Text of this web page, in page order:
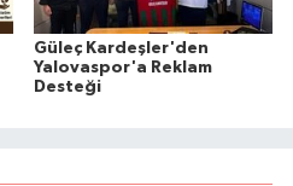
Güleç Kardeşler'den
Yalovaspor'a Reklam
Desteği